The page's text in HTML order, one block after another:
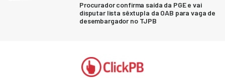
Procurador confirma saída da PGE e vai
disputar lista sêxtupla da OAB para vaga de
desembargador no TJPB